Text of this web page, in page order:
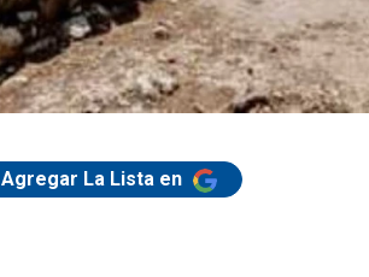
Agregar La Lista en